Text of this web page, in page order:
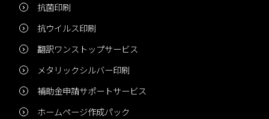
抗菌印刷
抗ウイルス印刷
翻訳ワンストップサービス
メタリックシルバー印刷
補助金申請サポートサービス
ホームページ作成パック